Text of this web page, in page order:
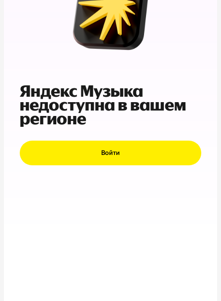
Яндекс Музыка
недоступна в вашем
регионе
Войти